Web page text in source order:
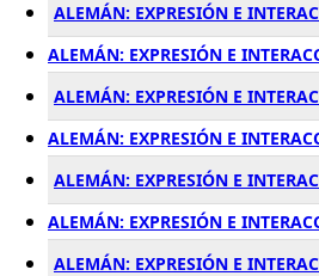
ALEMÁN: EXPRESIÓN E
ALEMÁN: EXPRESIÓN E
ALEMÁN: EXPRESIÓN E
ALEMÁN: EXPRESIÓN E
ALEMÁN: EXPRESIÓN E
ALEMÁN: EXPRESIÓN E
ALEMÁN: EXPRESIÓN E